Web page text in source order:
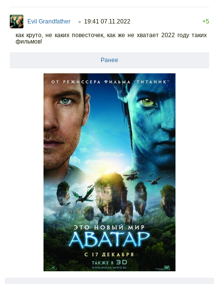
Evil Grandfather ○ 19:41 07.11.2022
+5
как круто, не каких повесточек, как же не хватает 2022 году таких
фильмов!
Ранее